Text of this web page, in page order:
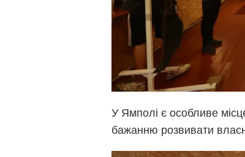
У Ямполі є особливе
бажанню розвивати